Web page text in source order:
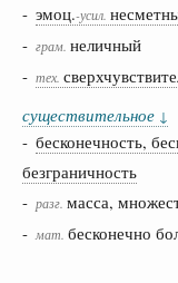
- эмоц.-усил.
- грам. неличный
- тех.
существительное ↓
- бесконечность,
безграничность
- разг. масса,
- мат. бесконечно